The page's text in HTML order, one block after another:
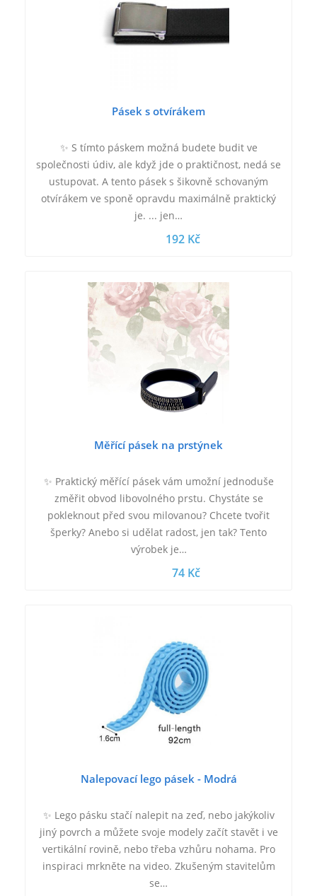
Pásek s otvírákem
✨ S tímto páskem možná budete budit ve
společnosti údiv, ale když jde o praktičnost, nedá se
ustupovat. A tento pásek s šikovně schovaným
otvírákem ve sponě opravdu maximálně praktický
je. ... jen…
192 Kč
Měřící pásek na prstýnek
✨ Praktický měřící pásek vám umožní jednoduše
změřit obvod libovolného prstu. Chystáte se
pokleknout před svou milovanou? Chcete tvořit
šperky? Anebo si udělat radost, jen tak? Tento
výrobek je…
74 Kč
Nalepovací lego pásek - Modrá
✨ Lego pásku stačí nalepit na zeď, nebo jakýkoliv
jiný povrch a můžete svoje modely začít stavět i ve
vertikální rovině, nebo třeba vzhůru nohama. Pro
inspiraci mrkněte na video. Zkušeným stavitelům
se…